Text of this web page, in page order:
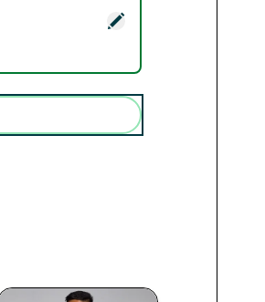
Day Oversized Hoodie – Black - XS